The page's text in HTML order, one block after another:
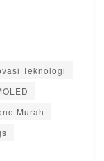
Teknologi
Murah